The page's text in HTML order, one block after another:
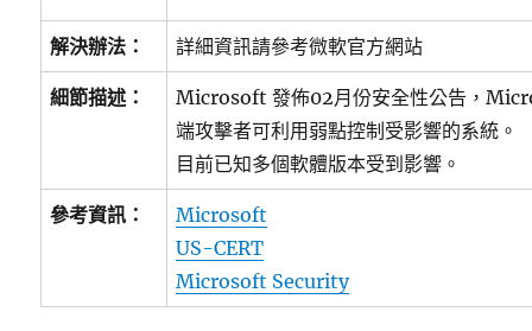
解決辦法： 詳細資訊請參考微軟官方網站
細節描述：
Microsoft 發佈02月份安全性公告，
端攻擊者可利用弱點控制受影響的系統。
目前已知多個軟體版本受到影響。
參考資訊：
Microsoft
US-CERT
Microsoft Security